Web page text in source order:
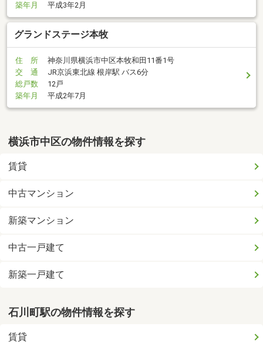
築年月
平成3年2月
グランドステージ本牧
住 所
神奈川県横浜市中区本牧和田11番1号
交 通
JR京浜東北線 根岸駅 バス6分
総戸数
12戸
築年月
平成2年7月
横浜市中区の物件情報を探す
賃貸
中古マンション
新築マンション
中古一戸建て
新築一戸建て
石川町駅の物件情報を探す
賃貸